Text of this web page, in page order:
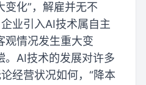
变化”，解雇并无不
业引入AI技术属自主
观情况发生重大变
。AI技术的发展对许多
经营状况如何，“降本